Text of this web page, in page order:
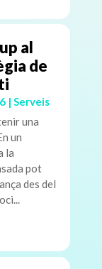
al
de
| Serveis
una
un
la
pot
des del